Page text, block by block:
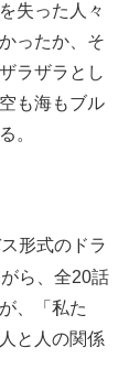
失った人々
ったか、そ
ラザラとし
も海もブル
。
形式のドラ
ら、全20話
、「私た
と人の関係